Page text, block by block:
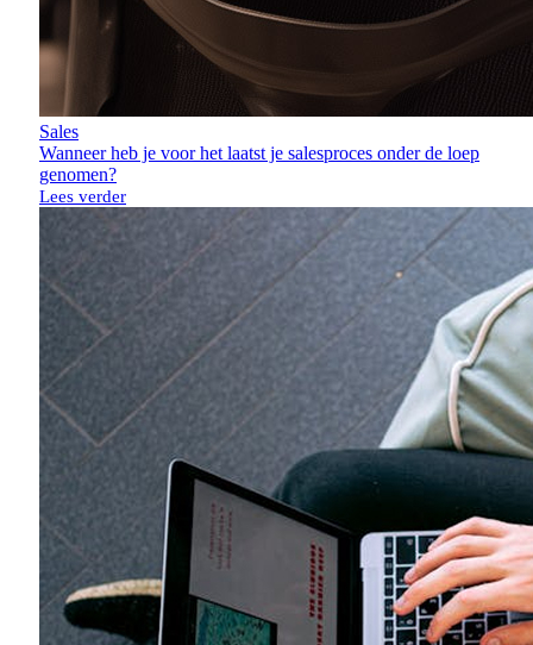
Sales
Wanneer heb je voor het laatst je salesproces onder de loep
genomen?
Lees verder